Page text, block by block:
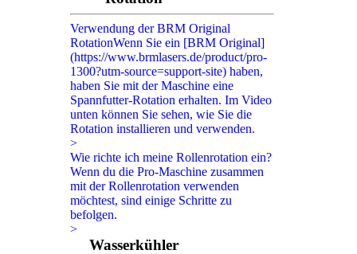
Verwendung der BRM Original
RotationWenn Sie ein [BRM Original]
(https://www.brmlasers.de/product/pro-
1300?utm-source=support-site) haben,
haben Sie mit der Maschine eine
Spannfutter-Rotation erhalten. Im Video
unten können Sie sehen, wie Sie die
Rotation installieren und verwenden.
>
Wie richte ich meine Rollenrotation ein?
Wenn du die Pro-Maschine zusammen
mit der Rollenrotation verwenden
möchtest, sind einige Schritte zu
befolgen.
>
Wasserkühler